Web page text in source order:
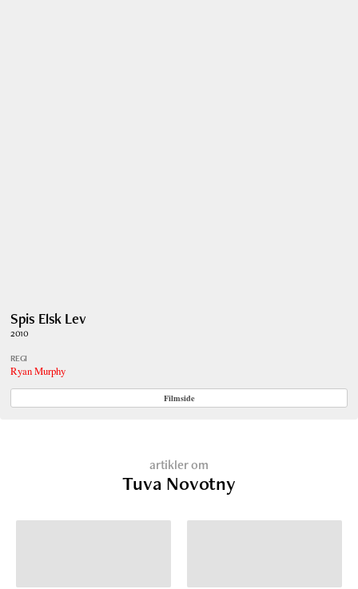
Spis Elsk Lev
2010
REGI
Ryan Murphy
Filmside
artikler om
Tuva Novotny